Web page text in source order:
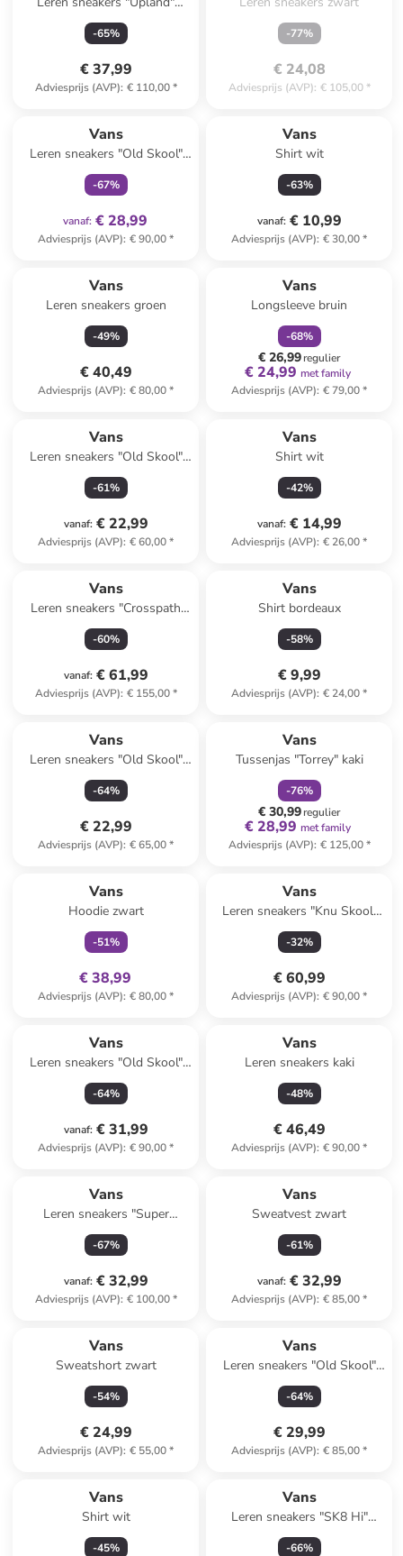
groen
-65%
€ 37,99
Adviesprijs (AVP): € 110,00*
-77%
€ 24,08
Adviesprijs (AVP): € 105,00*
Vans
Leren sneakers "Old Skool"
lichtroze/rood
-67%
vanaf: € 28,99
Adviesprijs (AVP): € 90,00*
Vans
Shirt wit
-63%
vanaf: € 10,99
Adviesprijs (AVP): € 30,00*
Vans
Leren sneakers groen
-49%
€ 40,49
Adviesprijs (AVP): € 80,00*
Vans
Longsleeve bruin
-68%
€ 26,99regulier
€ 24,99 met family
Adviesprijs (AVP): € 79,00*
Vans
Leren sneakers "Old Skool"
wit/blauw/zwart
-61%
vanaf: € 22,99
Adviesprijs (AVP): € 60,00*
Vans
Shirt wit
-42%
vanaf: € 14,99
Adviesprijs (AVP): € 26,00*
Vans
Leren sneakers "Crosspath
XC" oranje
-60%
vanaf: € 61,99
Adviesprijs (AVP): € 155,00*
Vans
Shirt bordeaux
-58%
€ 9,99
Adviesprijs (AVP): € 24,00*
Vans
Leren sneakers "Old Skool"
lichtroze/paars
-64%
€ 22,99
Adviesprijs (AVP): € 65,00*
Vans
Tussenjas "Torrey" kaki
-76%
€ 30,99regulier
€ 28,99 met family
Adviesprijs (AVP): € 125,00*
Vans
Hoodie zwart
-51%
€ 38,99
Adviesprijs (AVP): € 80,00*
Vans
Leren sneakers "Knu Skool"
lichtbruin
-32%
€ 60,99
Adviesprijs (AVP): € 90,00*
Vans
Leren sneakers "Old Skool"
beige
-64%
vanaf: € 31,99
Adviesprijs (AVP): € 90,00*
Vans
Leren sneakers kaki
-48%
€ 46,49
Adviesprijs (AVP): € 90,00*
Vans
Leren sneakers "Super
Lowpro" roze/groen
-67%
vanaf: € 32,99
Adviesprijs (AVP): € 100,00*
Vans
Sweatvest zwart
-61%
vanaf: € 32,99
Adviesprijs (AVP): € 85,00*
Vans
Sweatshort zwart
-54%
€ 24,99
Adviesprijs (AVP): € 55,00*
Vans
Leren sneakers "Old Skool"
lichtroze
-64%
€ 29,99
Adviesprijs (AVP): € 85,00*
Vans
Shirt wit
-45%
Vans
Leren sneakers "SK8 Hi"
zwart
-66%